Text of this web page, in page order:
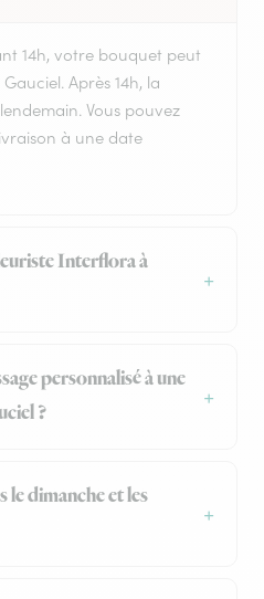
14h, votre bouquet peut
Après 14h, la
Vous pouvez
à une date
Interflora à
personnalisé à une
?
dimanche et les